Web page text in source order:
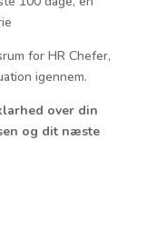
for HR Chefer,
igennem.
over din
og dit næste